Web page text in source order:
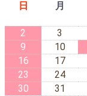
日 月
2
3
9
10
16
17
23
24
30
31